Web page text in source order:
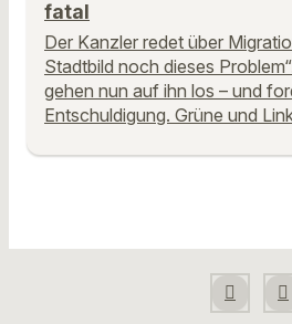
fatal
Der Kanzler redet über
Stadtbild noch dieses
gehen nun auf ihn los – und
Entschuldigung. Grüne und